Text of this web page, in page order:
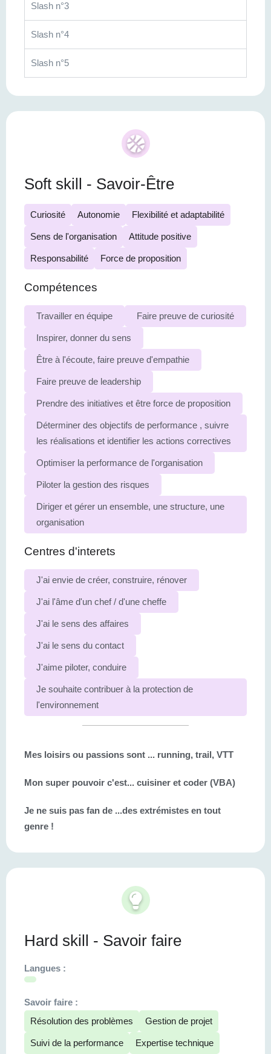
Slash n°3
Slash n°4
Slash n°5
Soft skill - Savoir-Être
Curiosité Autonomie Flexibilité et adaptabilité
Sens de l'organisation Attitude positive
Responsabilité Force de proposition
Compétences
Travailler en équipe Faire preuve de curiosité
Inspirer, donner du sens
Être à l'écoute, faire preuve d'empathie
Faire preuve de leadership
Prendre des initiatives et être force de proposition
Déterminer des objectifs de performance , suivre
les réalisations et identifier les actions correctives
Optimiser la performance de l'organisation
Piloter la gestion des risques
Diriger et gérer un ensemble, une structure, une
organisation
Centres d'interets
J'ai envie de créer, construire, rénover
J'ai l'âme d'un chef / d'une cheffe
J'ai le sens des affaires
J'ai le sens du contact
J'aime piloter, conduire
Je souhaite contribuer à la protection de
l'environnement
Mes loisirs ou passions sont ... running, trail, VTT
Mon super pouvoir c'est... cuisiner et coder (VBA)
Je ne suis pas fan de ...des extrémistes en tout
genre !
Hard skill - Savoir faire
Langues :
Savoir faire :
Résolution des problèmes
Gestion de projet
Suivi de la performance Expertise technique